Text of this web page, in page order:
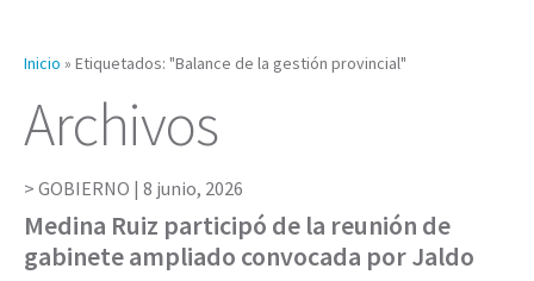
Inicio » Etiquetados: "Balance de la gestión provincial"
Archivos
GOBIERNO | 8 junio, 2026
Medina Ruiz participó de la reunión de
gabinete ampliado convocada por Jaldo